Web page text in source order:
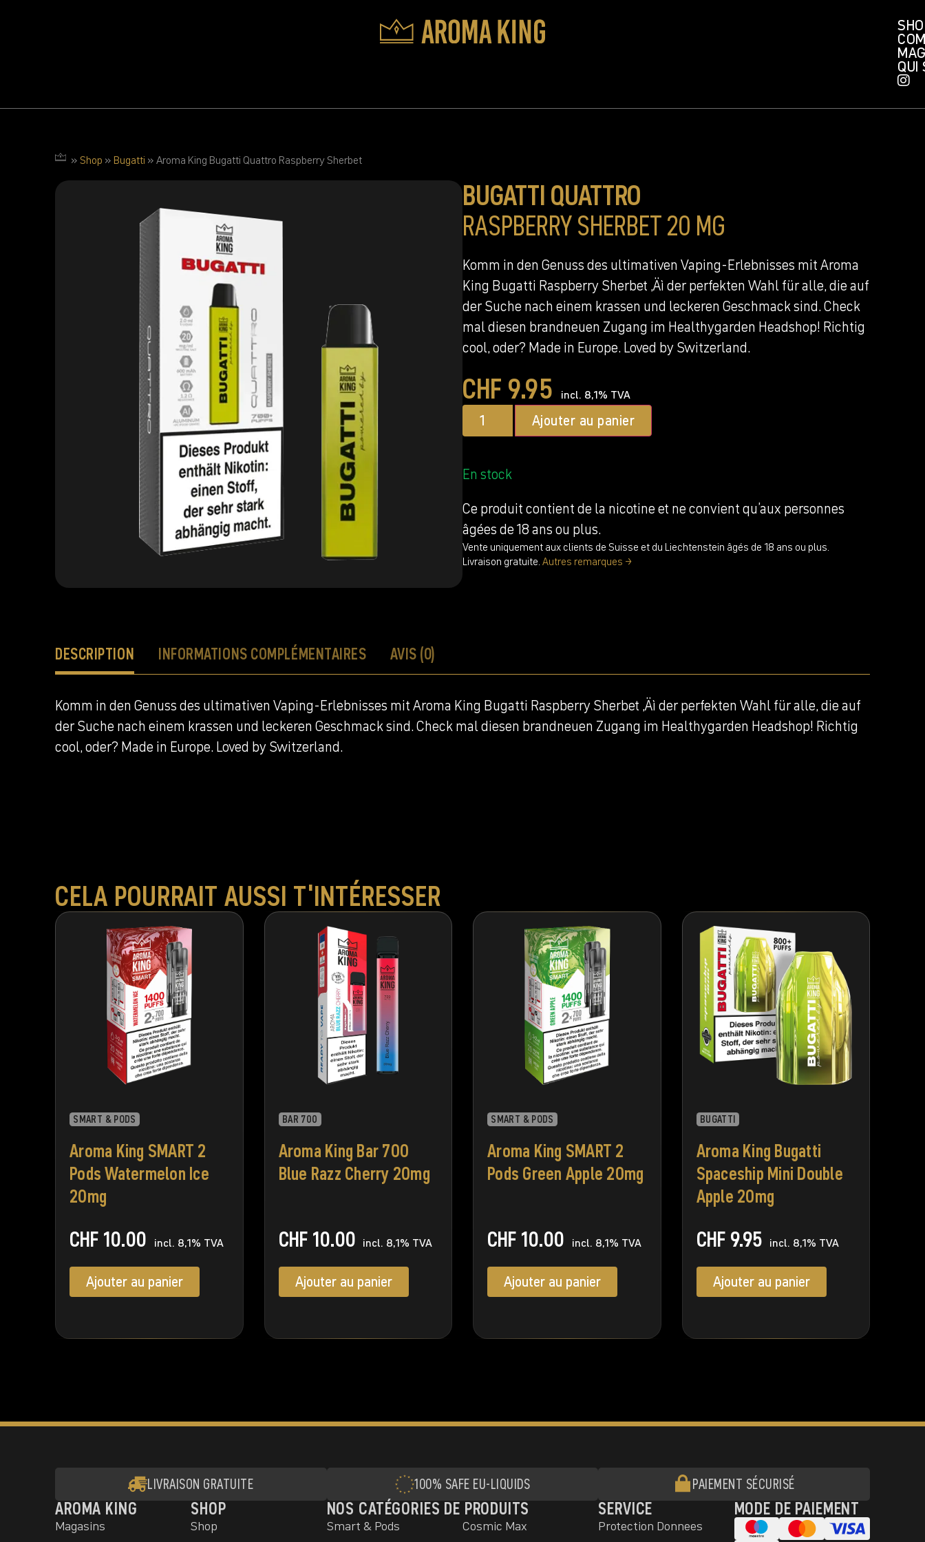
QUI
»Shop »Bugatti »Aroma King Bugatti Quattro Raspberry Sherbet
BUGATTI QUATTRO
RASPBERRY SHERBET 20 MG
Komm in den Genuss des ultimativen Vaping-Erlebnisses mit Aroma
King Bugatti Raspberry Sherbet ‚Äì der perfekten Wahl für alle, die auf
der Suche nach einem krassen und leckeren Geschmack sind. Check
mal diesen brandneuen Zugang im Healthygarden Headshop! Richtig
cool, oder? Made in Europe. Loved by Switzerland.
CHF9.95 incl. 8,1% TVA
Ajouter au panier
En stock
Ce produit contient de la nicotine et ne convient qu’aux personnes
âgées de 18 ans ou plus.
Vente uniquement aux clients de Suisse et du Liechtenstein âgés de 18 ans ou plus.
Livraison gratuite.Autres remarques →
DESCRIPTION INFORMATIONS COMPLÉMENTAIRES AVIS (0)
Komm in den Genuss des ultimativen Vaping-Erlebnisses mit Aroma King Bugatti Raspberry Sherbet ‚Äì der perfekten Wahl für alle, die auf
der Suche nach einem krassen und leckeren Geschmack sind. Check mal diesen brandneuen Zugang im Healthygarden Headshop! Richtig
cool, oder? Made in Europe. Loved by Switzerland.
CELA POURRAIT AUSSI T'INTÉRESSER
SMART & PODS
Aroma King SMART 2
Pods Watermelon Ice
20mg
CHF10.00 incl. 8,1% TVA
Ajouter au panier
BAR 700
Aroma King Bar 700
Blue Razz Cherry 20mg
CHF10.00 incl. 8,1% TVA
Ajouter au panier
SMART & PODS
Aroma King SMART 2
Pods Green Apple 20mg
CHF10.00 incl. 8,1% TVA
Ajouter au panier
BUGATTI
Aroma King Bugatti
Spaceship Mini Double
Apple 20mg
CHF9.95 incl. 8,1% TVA
Ajouter au panier
LIVRAISON GRATUITE 100% SAFE EU‑LIQUIDS PAIEMENT SÉCURISÉ
AROMA KING
Magasins
SHOP
Shop
NOS CATÉGORIES DE PRODUITS
Smart & Pods
Cosmic Max
SERVICE
Protection Donnees
MODE DE PAIEMENT